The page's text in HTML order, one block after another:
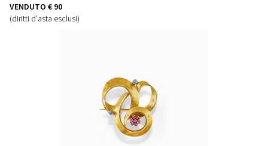
VENDUTO € 90
(diritti d'asta esclusi)